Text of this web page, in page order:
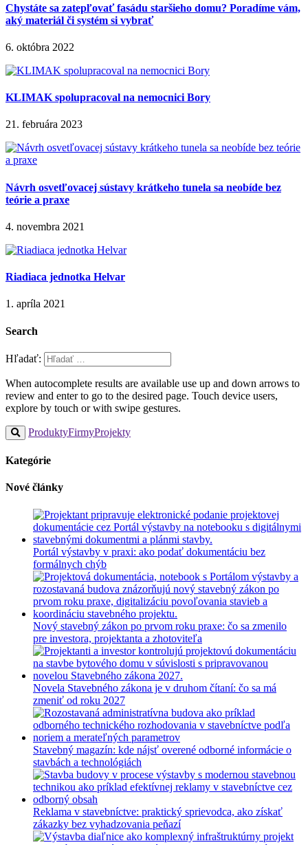
Chystáte sa zatepľovať fasádu staršieho domu? Poradíme vám,
aký materiál či systém si vybrať
6. októbra 2022
KLIMAK spolupracoval na nemocnici Bory
21. februára 2023
Návrh osvetľovacej sústavy krátkeho tunela sa neobíde bez
teórie a praxe
4. novembra 2021
Riadiaca jednotka Helvar
1. apríla 2021
Search
Hľadať:
When autocomplete results are available use up and down arrows to
review and enter to go to the desired page. Touch device users,
explore by touch or with swipe gestures.
ProduktyFirmyProjekty
Kategórie
Nové články
Portál výstavby v praxi: ako podať dokumentáciu bez
formálnych chýb
Nový stavebný zákon po prvom roku praxe: čo sa zmenilo
pre investora, projektanta a zhotoviteľa
Novela Stavebného zákona je v druhom čítaní: čo sa má
zmeniť od roku 2027
Stavebný magazín: kde nájsť overené odborné informácie o
stavbách a technológiách
Reklama v stavebníctve: praktický sprievodca, ako získať
zákazky bez vyhadzovania peňazí